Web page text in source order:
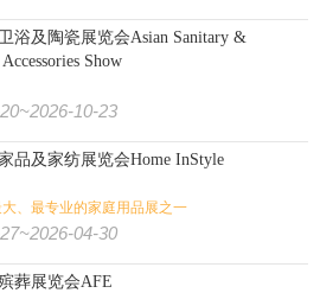
浴及陶瓷展览会Asian Sanitary &
Show
10-23
品及家纺展览会Home InStyle
、最专业的家庭用品展之一
04-30
葬展览会AFE